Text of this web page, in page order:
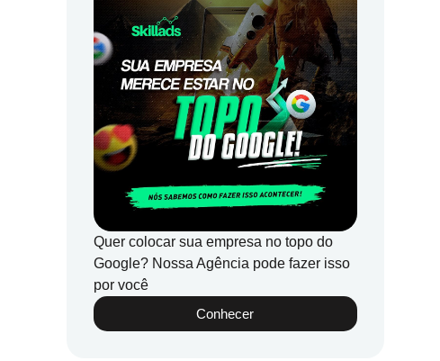
Quer colocar sua empresa no topo do
Google? Nossa Agência pode fazer isso
por você
Conhecer